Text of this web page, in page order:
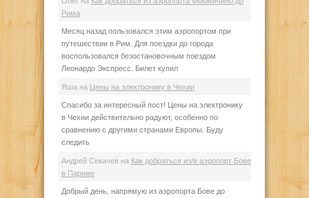
Рима
Месяц назад пользовался этим аэропортом при
путешествии в Рим. Для поездки до города
воспользовался безостановочным поездом
Леонардо Экспресс. Билет купил
Яша на Цены на электронику в Чехии
Спасибо за интересный пост! Цены на электронику
в Чехии действительно радуют, особенно по
сравнению с другими странами Европы. Буду
следить
Андрей Секачев на Как добраться из/в аэропорт Бове
в Париже
Добрый день, напрямую из аэропорта Бове до